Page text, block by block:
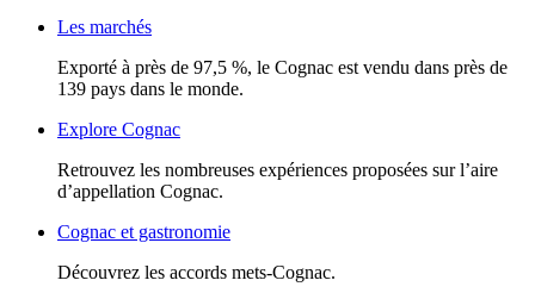
Les marchés
Exporté à près de 97,5 %, le Cognac est vendu dans près de
139 pays dans le monde.
Explore Cognac
Retrouvez les nombreuses expériences proposées sur l’aire
d’appellation Cognac.
Cognac et gastronomie
Découvrez les accords mets-Cognac.